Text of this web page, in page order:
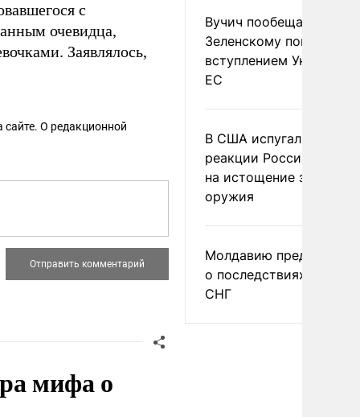
с
очевидца,
Заявлялось,
сайте. О редакционной
мифа о
Вучич пообещал
Зеленскому помочь со
вступлением Украины в
ЕС
В США испугались
реакции России и
на истощение запасов
оружия
Молдавию
о последствиях выхода
СНГ